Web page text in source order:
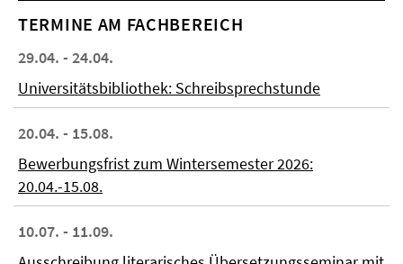
TERMINE AM FACHBEREICH
29.04. - 24.04.
Universitätsbibliothek: Schreibsprechstunde
20.04. - 15.08.
Bewerbungsfrist zum Wintersemester 2026:
20.04.-15.08.
10.07. - 11.09.